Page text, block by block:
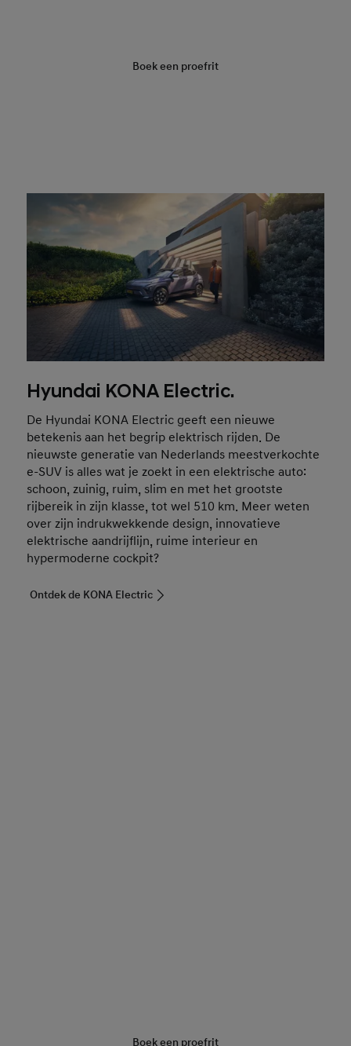
Boek een proefrit
Hyundai KONA Electric.
De Hyundai KONA Electric geeft een nieuwe
betekenis aan het begrip elektrisch rijden. De
nieuwste generatie van Nederlands meestverkochte
e-SUV is alles wat je zoekt in een elektrische auto:
schoon, zuinig, ruim, slim en met het grootste
rijbereik in zijn klasse, tot wel 510 km. Meer weten
over zijn indrukwekkende design, innovatieve
elektrische aandrijflijn, ruime interieur en
hypermoderne cockpit?
Ontdek de KONA Electric
Boek een proefrit